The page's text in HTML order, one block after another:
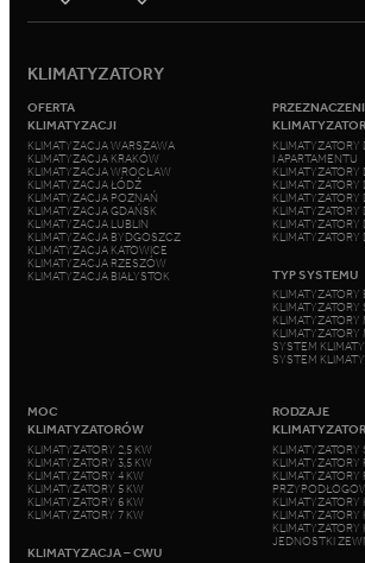
KLIMATYZATORY
OFERTA
KLIMATYZACJI
KLIMATYZACJA WARSZAWA
KLIMATYZACJA KRAKÓW
KLIMATYZACJA WROCŁAW
KLIMATYZACJA ŁÓDŹ
KLIMATYZACJA POZNAŃ
KLIMATYZACJA GDAŃSK
KLIMATYZACJA LUBLIN
KLIMATYZACJA BYDGOSZCZ
KLIMATYZACJA KATOWICE
KLIMATYZACJA RZESZÓW
KLIMATYZACJA BIAŁYSTOK
I APARTAMENTU
KLIMATYZATORY
KLIMATYZATORY
KLIMATYZATORY
TYP SYSTEMU
KLIMATYZATORY
KLIMATYZATORY
KLIMATYZATORY
KLIMATYZATORY
SYSTEM
SYSTEM
MOC
KLIMATYZATORÓW
KLIMATYZATORY 2,5 KW
KLIMATYZATORY 3,5 KW
KLIMATYZATORY 4 KW
KLIMATYZATORY 5 KW
KLIMATYZATORY 6 KW
KLIMATYZATORY 7 KW
KLIMATYZACJA – CWU
RODZAJE
KLIMATYZATORY
KLIMATYZATORY
JEDNOSTKI